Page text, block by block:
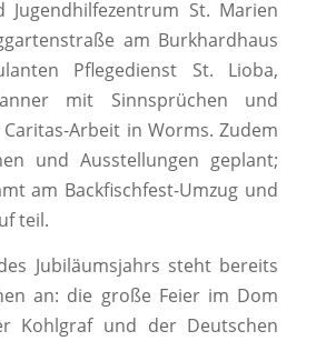
Jugendhilfezentrum St. Marien
am Burkhardhaus
Pflegedienst St. Lioba,
mit Sinnsprüchen und
Arbeit in Worms. Zudem
und Ausstellungen geplant;
am Backfischfest-Umzug und
teil.
Jubiläumsjahrs steht bereits
an: die große Feier im Dom
Kohlgraf und der Deutschen